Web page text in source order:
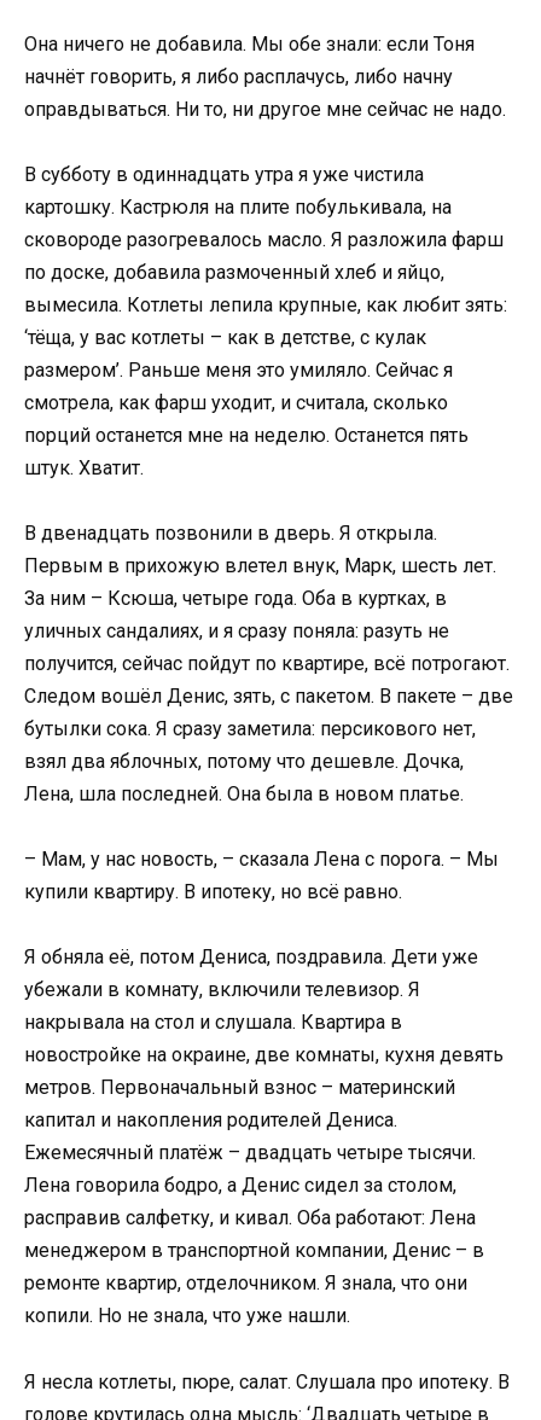
Она ничего не добавила. Мы обе знали: если Тоня
начнёт говорить, я либо расплачусь, либо начну
оправдываться. Ни то, ни другое мне сейчас не надо.
В субботу в одиннадцать утра я уже чистила
картошку. Кастрюля на плите побулькивала, на
сковороде разогревалось масло. Я разложила фарш
по доске, добавила размоченный хлеб и яйцо,
вымесила. Котлеты лепила крупные, как любит зять:
‘тёща, у вас котлеты – как в детстве, с кулак
размером’. Раньше меня это умиляло. Сейчас я
смотрела, как фарш уходит, и считала, сколько
порций останется мне на неделю. Останется пять
штук. Хватит.
В двенадцать позвонили в дверь. Я открыла.
Первым в прихожую влетел внук, Марк, шесть лет.
За ним – Ксюша, четыре года. Оба в куртках, в
уличных сандалиях, и я сразу поняла: разуть не
получится, сейчас пойдут по квартире, всё потрогают.
Следом вошёл Денис, зять, с пакетом. В пакете – две
бутылки сока. Я сразу заметила: персикового нет,
взял два яблочных, потому что дешевле. Дочка,
Лена, шла последней. Она была в новом платье.
– Мам, у нас новость, – сказала Лена с порога. – Мы
купили квартиру. В ипотеку, но всё равно.
Я обняла её, потом Дениса, поздравила. Дети уже
убежали в комнату, включили телевизор. Я
накрывала на стол и слушала. Квартира в
новостройке на окраине, две комнаты, кухня девять
метров. Первоначальный взнос – материнский
капитал и накопления родителей Дениса.
Ежемесячный платёж – двадцать четыре тысячи.
Лена говорила бодро, а Денис сидел за столом,
расправив салфетку, и кивал. Оба работают: Лена
менеджером в транспортной компании, Денис – в
ремонте квартир, отделочником. Я знала, что они
копили. Но не знала, что уже нашли.
Я несла котлеты, пюре, салат. Слушала про ипотеку. В
голове крутилась одна мысль: ‘Двадцать четыре в